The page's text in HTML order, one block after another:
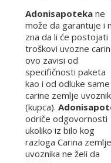
Adonisapoteka ne
može da garantuje i
zna da li će postojati
troškovi uvozne
ovo zavisi od
specifičnosti paketa
kao i od odluke same
carine zemlje
(kupca).
odriče odgovornosti
ukoliko iz bilo kog
razloga Carina zemlje
uvoznika ne želi da